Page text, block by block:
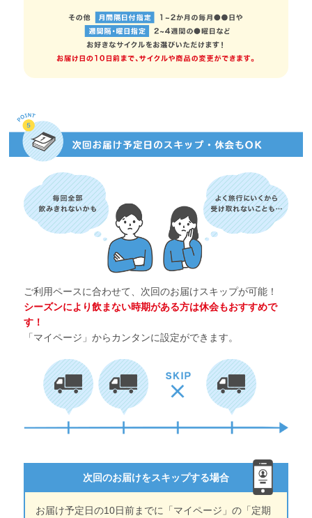
ご利用ペースに合わせて、次回のお届けスキップが可能！
シーズンにより飲まない時期がある方は休会もおすすめで
す！
「マイページ」からカンタンに設定ができます。
次回のお届けをスキップする場合
お届け予定日の10日前までに「マイページ」の「定期